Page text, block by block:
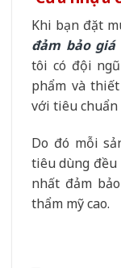
Khi bạn đặt
đảm bảo
tôi có đội
phẩm và
với tiêu
Do đó mỗi
tiêu dùng đều
nhất đảm
thẩm mỹ cao.